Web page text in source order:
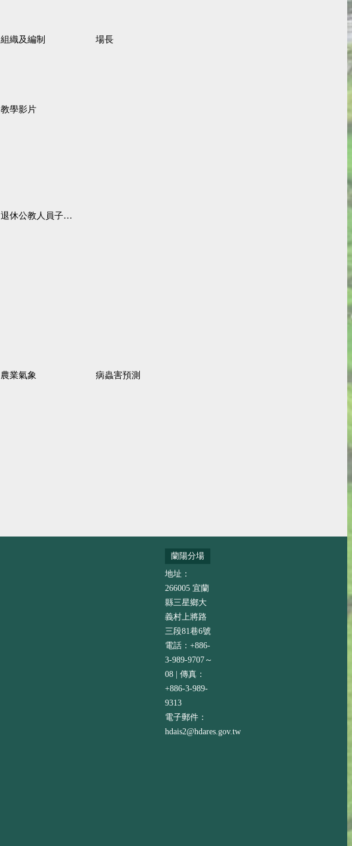
組織及編制 場長
教學影片
退休公教人員子女教育補助規定
農業氣象 病蟲害預測
蘭陽分場
地址：
266005 宜蘭
縣三星鄉大
義村上將路
三段81巷6號
電話：+886-
3-989-9707～
08 | 傳真：
+886-3-989-
9313
電子郵件：
hdais2@hdares.gov.tw